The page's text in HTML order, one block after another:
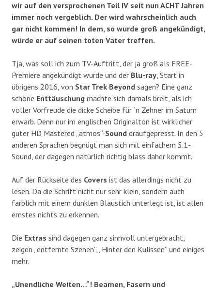
wir auf den versprochenen Teil IV seit nun ACHT Jahren
immer noch vergeblich. Der wird wahrscheinlich auch
gar nicht kommen! In dem, so wurde groß angekündigt,
würde er auf seinen toten Vater treffen.
Tja, was soll ich zum TV-Auftritt, der ja groß als FREE-
Premiere angekündigt wurde und der Blu-ray, Start in
übrigens 2016, von Star Trek Beyond sagen? Eine ganz
schöne Enttäuschung machte sich damals breit, als ich
voller Vorfreude die dicke Scheibe für ´n Zehner im Saturn
erwarb. Denn nur im englischen Originalton ist wirklicher
guter HD Mastered „atmos“-Sound draufgepresst. In den 5
anderen Sprachen begnügt man sich mit einfachem 5.1-
Sound, der dagegen natürlich richtig blass daher kommt.
Auf der Rückseite des Covers ist das allerdings nicht zu
lesen. Da die Schrift nicht nur sehr klein, sondern auch
farblich mit einem dunklen Blaustich unterlegt ist, ist allen
ernstes nichts zu erkennen.
Die Extras sind dagegen ganz sinnvoll untergebracht,
zeigen „entfernte Szenen“, „Hinter den Kulissen“ und einiges
mehr.
„Unendliche Weiten…“! Beamen, Fasern und